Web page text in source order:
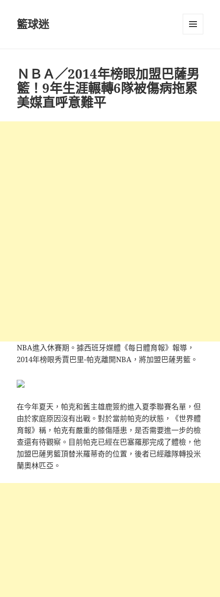
籃球迷
ＮＢＡ／2014年榜眼加盟巴薩男
籃！9年生涯輾轉6隊被傷病拖累
美媒直呼意難平
NBA進入休賽期。據西班牙媒體《每日體育報》報導，
2014年榜眼秀賈巴里-帕克離開NBA，將加盟巴薩男籃。
在今年夏天，帕克和舊主雄鹿簽約進入夏季聯賽名單，但
由於家庭原因沒有出戰。對於當前帕克的狀態，《世界體
育報》稱，帕克有嚴重的膝傷隱患，是否需要進一步的檢
查還有待觀察。目前帕克已經在巴塞羅那完成了體檢，他
加盟巴薩男籃頂替米羅蒂奇的位置，後者已經離隊轉投米
蘭奧林匹亞。